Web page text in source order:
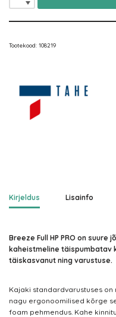
Tootekood: 108219
Kirjeldus Lisainfo
Breeze Full HP PRO on
kaheistmeline täispumbatav
täiskasvanut ning varustuse.
Kajaki standardvarustuses
nagu ergonoomilised kõrge
foam pehmendus. Kahe